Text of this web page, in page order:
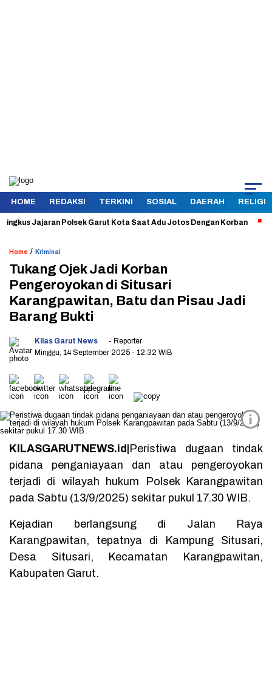
HOME REDAKSI TERKINI SOSIAL DAERAH RELIGI
Jajaran Polsek Garut Kota Saat Adu Jotos Dengan Korban Aman
Home / Kriminal
Tukang Ojek Jadi Korban
Pengeroyokan di Situsari
Karangpawitan, Batu dan Pisau Jadi
Barang Bukti
Kilas Garut News
- Reporter
Minggu, 14 September 2025 - 12:32 WIB
i
KILASGARUTNEWS.id| Peristiwa dugaan tindak
pidana penganiayaan dan atau pengeroyokan
terjadi di wilayah hukum Polsek Karangpawitan
pada Sabtu (13/9/2025) sekitar pukul 17.30 WIB.
Kejadian berlangsung di Jalan Raya
Karangpawitan, tepatnya di Kampung Situsari,
Desa Situsari, Kecamatan Karangpawitan,
Kabupaten Garut.